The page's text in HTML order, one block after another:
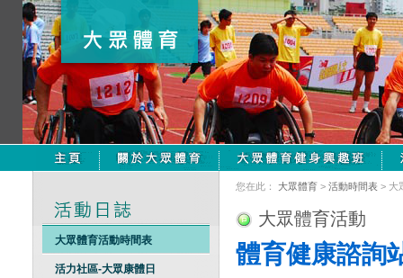
大眾體育活動時間表
活力社區-大眾康體日
您在此： 大眾體育 > 活動時間表 > 大
大眾體育活動
體育健康諮詢